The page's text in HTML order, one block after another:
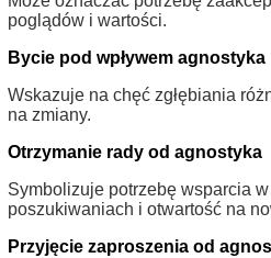
poglądów i wartości.
Bycie pod wpływem agnostyka
Wskazuje na chęć zgłębiania
na zmiany.
Otrzymanie rady od agnostyka
Symbolizuje potrzebę wsparcia
poszukiwaniach i otwartość na
Przyjęcie zaproszenia od